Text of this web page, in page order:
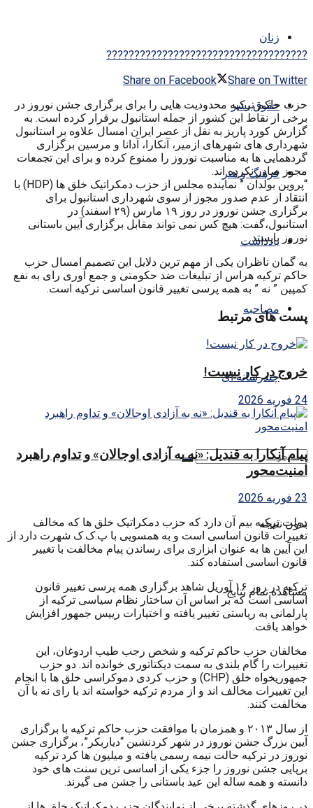
زنان
حقوق بشر
فرهنگ و هنر
یادداشت
مصاحبه
چندرسانه ای
بدون نتیجه
مشاهده تمام نتایج
????????????????????????????????????
Share on Facebook
Share on Twitter
حزب حاکم ترکیه محدودیت هایی را برای برگزاری جشن نوروز در
برخی از نقاط این کشور از جمله استانبول برقرار کرده است. به
گزارش کورد پاریز به نقل از عصر ایران امسال علاوه بر استانبول
شهرداری های شهرهای ازمیر، آنکارا، آدانا و مرسین برگزاری
گردهمایی ها به مناسبت نوروز را ممنوع کرده و برای این تجمعات
مجوز صادر نکرده اند.
“پروین بولدان ” نماینده مجلس از حزب دمکراتیک خلق ها (HDP) با
انتقاد از عدم صدور مجوز از سوی شهرداری استانبول برای
برگزاری جشن نوروز در روز ۱۹ مارس (۲۹ اسفند) در
استانبول،گفت: هیچ کس نمی تواند مقابل برگزاری آیین باستانی
نوروز بایستد.
به گمان ناظران یکی از مهم ترین دلایل این تصمیم امسال حزب
حاکم ترکیه هراس از تبلیغات ضد حکومتی و جمع آوری رای به نفع
کمپین ” نه ” به همه پرسی تغییر قانون اساسی ترکیه است.
پست های مرتبط
خروج در کار نیست!
24 فوریه 2026
پیام آنکارا به قندیل: «نه به آزادی اوجالان» و تداوم راهبرد
امنیت‌محور
23 فوریه 2026
دولت ترکیه بیم آن دارد که حزب دمکراتیک خلق ها که مخالف
تغییرات قانون اساسی است و به همسویی با پ.ک.ک شهرت دارد از
این آیین ها به عنوان ابزاری برای رساندن پیام مخالفت با تغییر
قانون اساسی استفاده کند.
ترکیه در روز ۱۶ آوریل شاهد برگزاری همه پرسی تغییر قانون
اساسی است که بر اساس آن ساختار نظام سیاسی ترکیه از
پارلمانی به ریاستی تغییر یافته و اختیارات رییس جمهور افزایش
خواهد یافت.
مخالفان حزب حاکم ترکیه و شخص رجب طیب اردوغان، این
تغییرات را گام بلندی به سمت دیکتاتوری خوانده اند. دو حزب
جمهوریخواه خلق (CHP) و حزب کردی دموکراسی خلق ها با انجام
این تغییرات مخالف اند و از مردم ترکیه خواسته اند با رای نه با آن
مخالفت کنند.
از سال ۲۰۱۳ و همزمان با موافقت حزب حاکم ترکیه با برگزاری
آیین بزرگ جشن نوروز در شهر کردنشین “دیاربکر”، برگزاری جشن
نوروز در ترکیه حالت نیمه رسمی یافته و میلیون ها کرد ترکیه
برپایی جشن نوروز را جزء یکی از اساسی ترین سنت های خود
دانسته و همه ساله این عید باستانی را جشن می گیرند.